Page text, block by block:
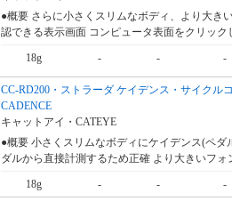
●概要 さらに小さくスリムなボディ、より大き
認できる表示画面 コンピュータ表面をクリック
18g - - -
CC-RD200・ストラーダ ケイデンス・サイクル
CADENCE
キャットアイ・CATEYE
●概要 小さくスリムなボディにケイデンス(ペダ
ダルから直接計測するため正確 より大きいフォ
18g - - -